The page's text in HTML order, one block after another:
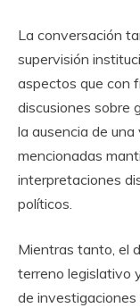
La conversación
supervisión
aspectos que con
discusiones sobre
la ausencia de
mencionadas
interpretaciones
políticos.
Mientras tanto, el
terreno legislativo
de